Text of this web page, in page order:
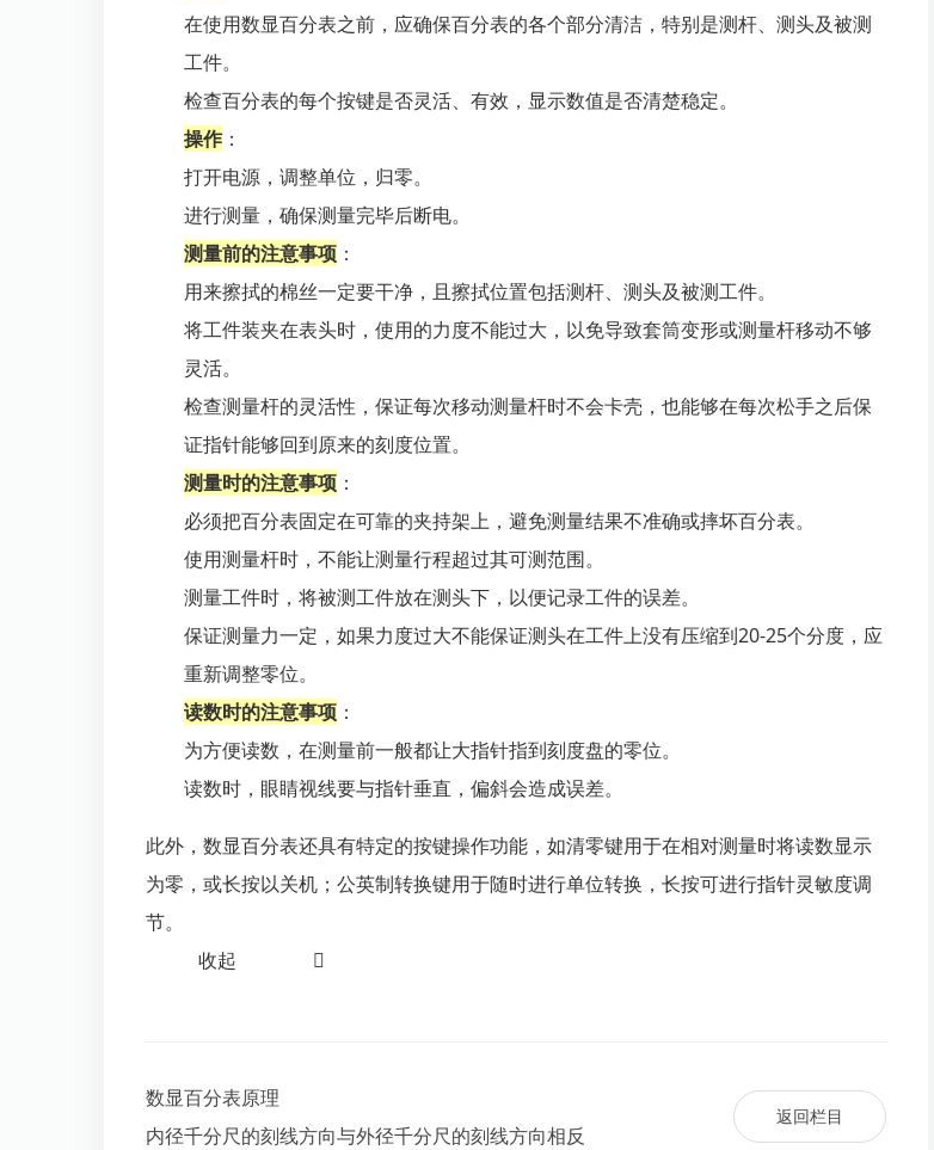
在使用数显百分表之前，应确保百分表的各个部分清洁，特别是测杆、测头及被测
工件。
检查百分表的每个按键是否灵活、有效，显示数值是否清楚稳定。
操作 ：
打开电源，调整单位，归零。
进行测量，确保测量完毕后断电。
测量前的注意事项 ：
用来擦拭的棉丝一定要干净，且擦拭位置包括测杆、测头及被测工件。
将工件装夹在表头时，使用的力度不能过大，以免导致套筒变形或测量杆移动不够
灵活。
检查测量杆的灵活性，保证每次移动测量杆时不会卡壳，也能够在每次松手之后保
证指针能够回到原来的刻度位置。
测量时的注意事项 ：
必须把百分表固定在可靠的夹持架上，避免测量结果不准确或摔坏百分表。
使用测量杆时，不能让测量行程超过其可测范围。
测量工件时，将被测工件放在测头下，以便记录工件的误差。
保证测量力一定，如果力度过大不能保证测头在工件上没有压缩到20-25个分度，应
重新调整零位。
读数时的注意事项 ：
为方便读数，在测量前一般都让大指针指到刻度盘的零位。
读数时，眼睛视线要与指针垂直，偏斜会造成误差。
此外，数显百分表还具有特定的按键操作功能，如清零键用于在相对测量时将读数显示
为零，或长按以关机；公英制转换键用于随时进行单位转换，长按可进行指针灵敏度调
节。
收起

数显百分表原理
内径千分尺的刻线方向与外径千分尺的刻线方向相反
返回栏目